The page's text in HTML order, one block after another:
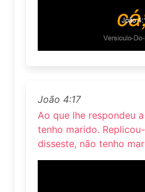
João 4:17
Ao que lhe respondeu
tenho marido.
disseste, não tenho